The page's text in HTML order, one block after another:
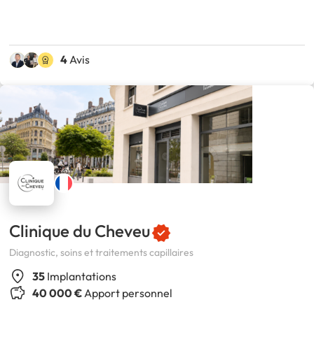
4Avis
Clinique du Cheveu
Diagnostic, soins et traitements capillaires
35 Implantations
40 000 € Apport personnel